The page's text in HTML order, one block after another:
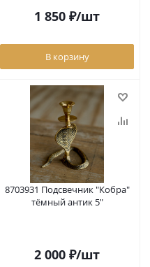
1 850 ₽/шт
В корзину
8703931 Подсвечник "Кобра"
тёмный антик 5"
2 000 ₽/шт